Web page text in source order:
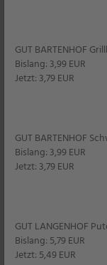
GUT BARTENHOF
Bislang: 3,99 EUR
Jetzt: 3,79 EUR
GUT BARTENHOF
Bislang: 3,99 EUR
Jetzt: 3,79 EUR
GUT LANGENHOF
Bislang: 5,79 EUR
Jetzt: 5,49 EUR